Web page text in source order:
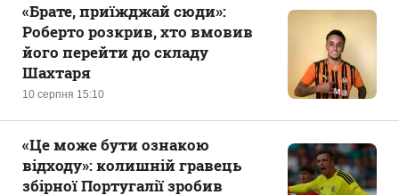
10 серпня 15:10
«Брате, приїжджай сюди»:
Роберто розкрив, хто вмовив
його перейти до складу
Шахтаря
«Це може бути ознакою
відходу»: колишній гравець
збірної Португалії зробив